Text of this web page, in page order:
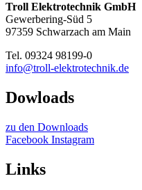
Troll Elektrotechnik GmbH
Gewerbering-Süd 5
97359 Schwarzach am Main
Tel. 09324 98199-0
info@troll-elektrotechnik.de
Dowloads
zu den Downloads
Facebook Instagram
Links